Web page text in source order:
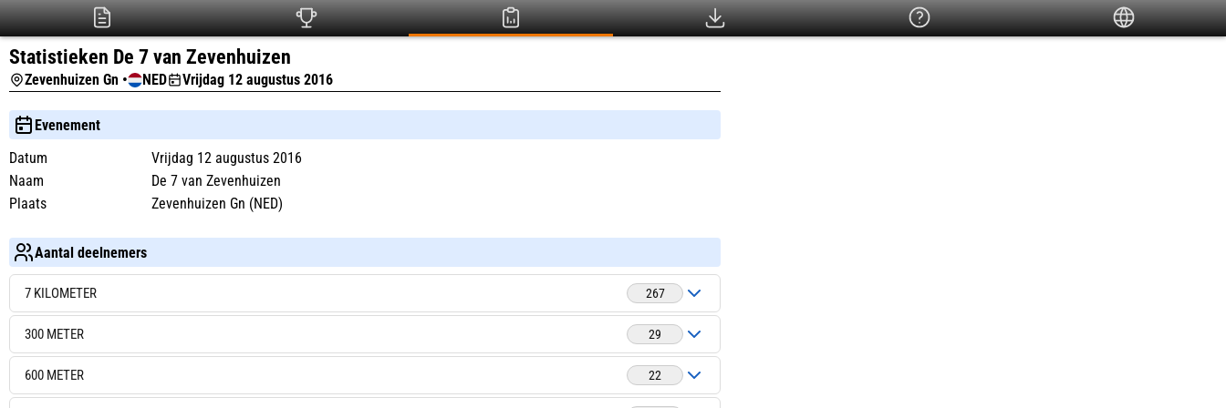
Statistieken De 7 van Zevenhuizen
Zevenhuizen Gn • NED Vrijdag 12 augustus 2016
Evenement
Datum
Vrijdag 12 augustus 2016
Naam
De 7 van Zevenhuizen
Plaats
Zevenhuizen Gn (NED)
Aantal deelnemers
7 KILOMETER 267
300 METER 29
600 METER 22